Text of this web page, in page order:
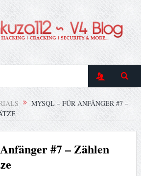
MYSQL – FÜR ANFÄNGER #7 –
#7 – Zählen